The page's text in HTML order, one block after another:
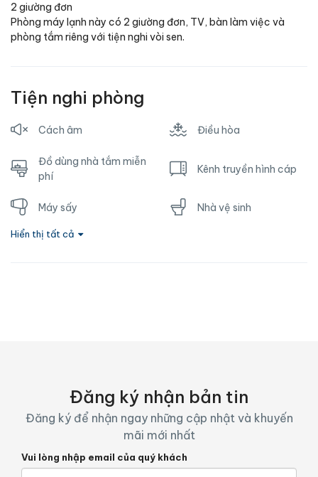
2 giường đơn
Phòng máy lạnh này có 2 giường đơn, TV, bàn làm việc và
phòng tắm riêng với tiện nghi vòi sen.
Tiện nghi phòng
Cách âm Điều hòa
Đồ dùng nhà tắm miễn
phí
Kênh truyền hình cáp
Máy sấy Nhà vệ sinh
Nước nóng
Hiển thị tất cả
Đăng ký nhận bản tin
Đăng ký để nhận ngay những cập nhật và khuyến
mãi mới nhất
Vui lòng nhập email của quý khách